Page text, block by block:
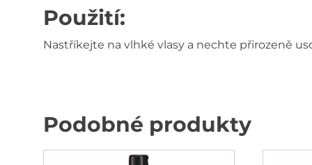
Použití:
Nastříkejte na vlhké vlasy a nechte přirozeně
Podobné produkty